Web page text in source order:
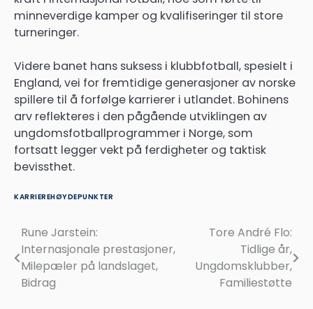
minneverdige kamper og kvalifiseringer til store
turneringer.
Videre banet hans suksess i klubbfotball, spesielt i
England, vei for fremtidige generasjoner av norske
spillere til å forfølge karrierer i utlandet. Bohinens
arv reflekteres i den pågående utviklingen av
ungdomsfotballprogrammer i Norge, som
fortsatt legger vekt på ferdigheter og taktisk
bevissthet.
KARRIEREHØYDEPUNKTER
Post
navigation
Rune Jarstein:
Internasjonale prestasjoner,
Milepæler på landslaget,
Bidrag
Tore André Flo:
Tidlige år,
Ungdomsklubber,
Familiestøtte